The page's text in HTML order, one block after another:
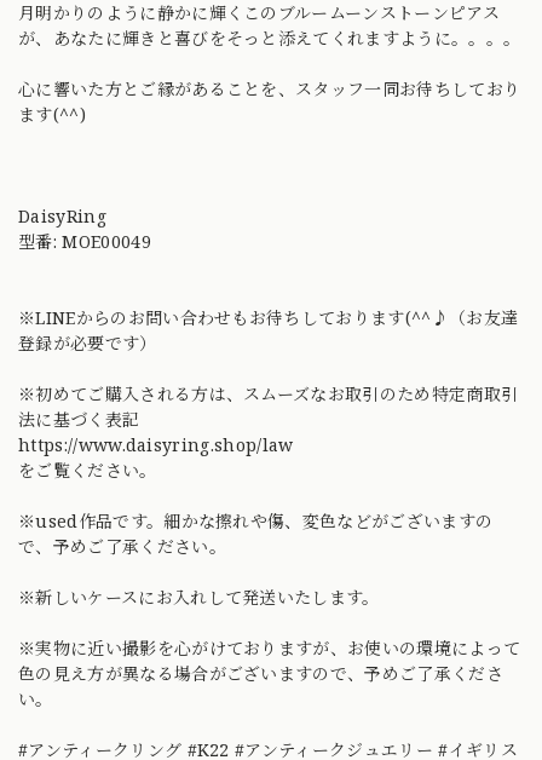
月明かりのように静かに輝くこのブルームーンストーンピアス
が、あなたに輝きと喜びをそっと添えてくれますように。。。。
心に響いた方とご縁があることを、スタッフ一同お待ちしており
ます(^^)
DaisyRing
型番: MOE00049
※LINEからのお問い合わせもお待ちしております(^^♪（お友達
登録が必要です）
※初めてご購入される方は、スムーズなお取引のため特定商取引
法に基づく表記
https://www.daisyring.shop/law
をご覧ください。
※used作品です。細かな擦れや傷、変色などがございますの
で、予めご了承ください。
※新しいケースにお入れして発送いたします。
※実物に近い撮影を心がけておりますが、お使いの環境によって
色の見え方が異なる場合がございますので、予めご了承くださ
い。
#アンティークリング #K22 #アンティークジュエリー #イギリス